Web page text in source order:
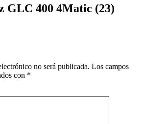
GLC 400 4Matic (23)
no será publicada. Los campos
con *